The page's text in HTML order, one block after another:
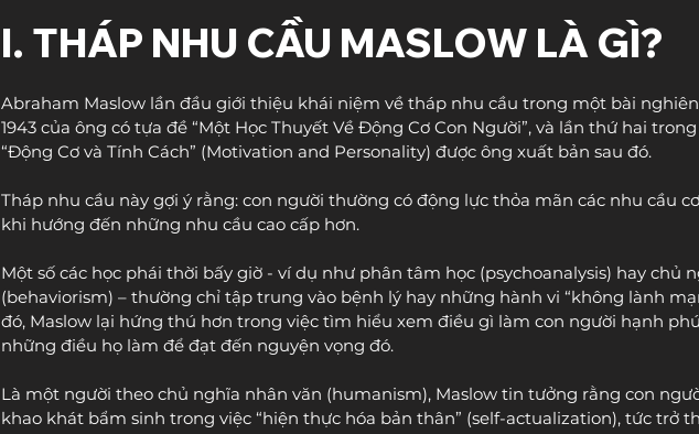
I. THÁP NHU CẦU MASLOW LÀ GÌ?
Abraham Maslow lần đầu giới thiệu khái niệm về tháp nhu cầu trong một bài
1943 của ông có tựa đề “Một Học Thuyết Về Động Cơ Con Người”, và lần thứ hai
“Động Cơ và Tính Cách” (Motivation and Personality) được ông xuất bản sau đó.
Tháp nhu cầu này gợi ý rằng: con người thường có động lực thỏa mãn các nhu cầu
khi hướng đến những nhu cầu cao cấp hơn.
Một số các học phái thời bấy giờ - ví dụ như phân tâm học (psychoanalysis) hay chủ
(behaviorism) – thường chỉ tập trung vào bệnh lý hay những hành vi “không lành
đó, Maslow lại hứng thú hơn trong việc tìm hiểu xem điều gì làm con người hạnh
những điều họ làm để đạt đến nguyện vọng đó.
Là một người theo chủ nghĩa nhân văn (humanism), Maslow tin tưởng rằng con
khao khát bẩm sinh trong việc “hiện thực hóa bản thân” (self-actualization), tức trở